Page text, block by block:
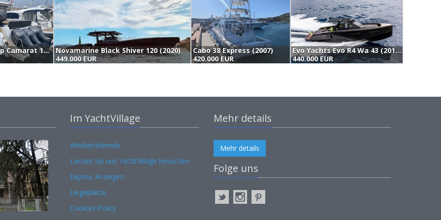
Jeanneau Cap Camarat 12.5 (2021)
Novamarine Black Shiver 120 (2020)
449.000 EUR
Cabo 38 Express (2007)
420.000 EUR
Evo Yachts Evo R4 Wa 43 (2018)
440.000 EUR
Im YachtVillage
Werbetreibende
Lassen Sie uns YachtVillage besuchen
Expose Anzeigen
Liegeplätze
Cookies Policy
Mehr details
Mehr details
Folge uns